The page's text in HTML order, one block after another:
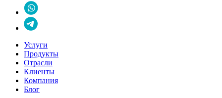
Услуги
Продукты
Отрасли
Клиенты
Компания
Блог